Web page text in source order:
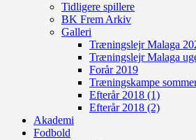
Tidligere spillere
BK Frem Arkiv
Galleri
Træningslejr Malaga
Træningslejr Malaga
Forår 2019
Træningskampe
Efterår 2018 (1)
Efterår 2018 (2)
Akademi
Fodbold